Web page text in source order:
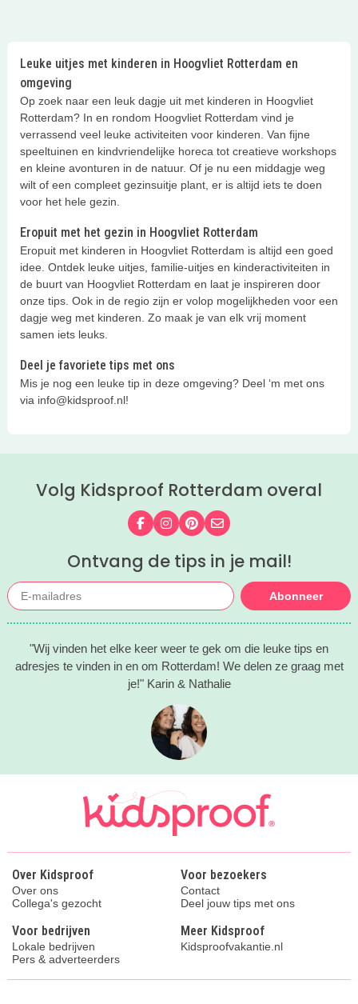
Leuke uitjes met kinderen in Hoogvliet Rotterdam en
omgeving
Op zoek naar een leuk dagje uit met kinderen in Hoogvliet
Rotterdam? In en rondom Hoogvliet Rotterdam vind je
verrassend veel leuke activiteiten voor kinderen. Van fijne
speeltuinen en kindvriendelijke horeca tot creatieve workshops
en kleine avonturen in de natuur. Of je nu een middagje weg
wilt of een compleet gezinsuitje plant, er is altijd iets te doen
voor het hele gezin.
Eropuit met het gezin in Hoogvliet Rotterdam
Eropuit met kinderen in Hoogvliet Rotterdam is altijd een goed
idee. Ontdek leuke uitjes, familie-uitjes en kinderactiviteiten in
de buurt van Hoogvliet Rotterdam en laat je inspireren door
onze tips. Ook in de regio zijn er volop mogelijkheden voor een
dagje weg met kinderen. Zo maak je van elk vrij moment
samen iets leuks.
Deel je favoriete tips met ons
Mis je nog een leuke tip in deze omgeving? Deel ‘m met ons
via info@kidsproof.nl!
Volg Kidsproof Rotterdam overal
Volg ons op Facebook
Volg ons op Instagram
Volg ons op Pinterest
Mail ons
Ontvang de tips in je mail!
Abonneer
"Wij vinden het elke keer weer te gek om die leuke tips en
adresjes te vinden in en om Rotterdam! We delen ze graag met
je!" Karin & Nathalie
Over Kidsproof
Over ons
Collega's gezocht
Voor bezoekers
Contact
Deel jouw tips met ons
Voor bedrijven
Lokale bedrijven
Pers & adverteerders
Meer Kidsproof
Kidsproofvakantie.nl